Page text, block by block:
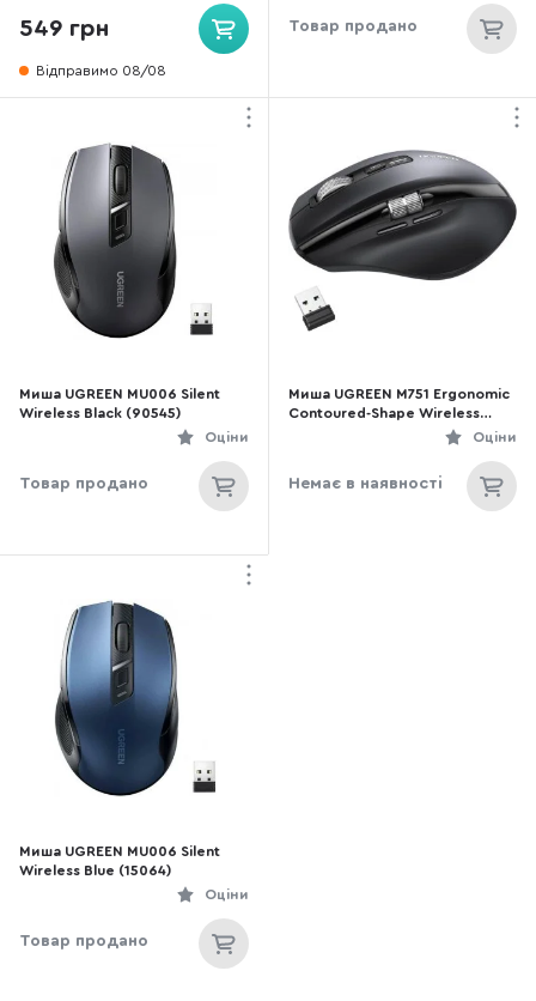
549 грн
Відправимо 08/08
Товар продано
Миша UGREEN MU006 Silent
Wireless Black (90545)
Оціни
Товар продано
Миша UGREEN M751 Ergonomic
Contoured-Shape Wireless
Оціни
Немає в наявності
Миша UGREEN MU006 Silent
Wireless Blue (15064)
Оціни
Товар продано